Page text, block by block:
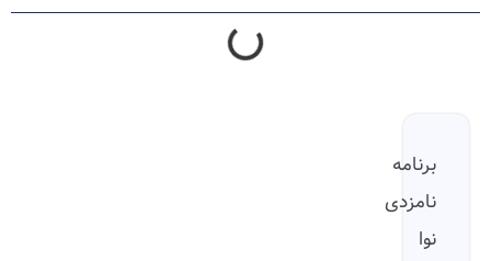
برنامه
نامزدی
نوا